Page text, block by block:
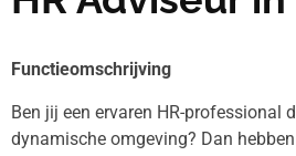
Functieomschrijving
Ben jij een ervaren HR-professional
dynamische omgeving? Dan